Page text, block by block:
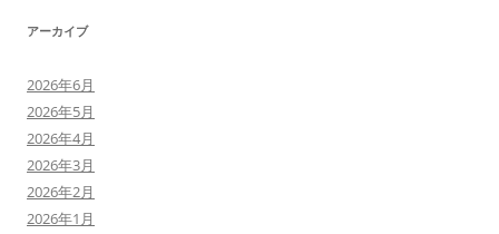
アーカイブ
2026年6月
2026年5月
2026年4月
2026年3月
2026年2月
2026年1月